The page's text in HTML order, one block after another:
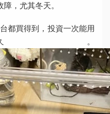
障，尤其冬天。
都買得到，投資一次能用
。